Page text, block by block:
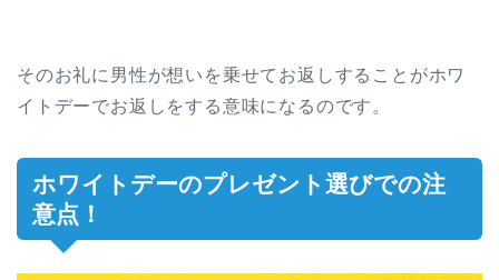
そのお礼に男性が想いを乗せてお返しすることがホワ
イトデーでお返しをする意味になるのです。
ホワイトデーのプレゼント選びでの注
意点！